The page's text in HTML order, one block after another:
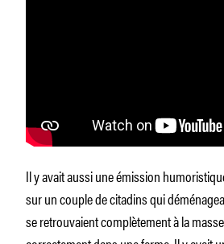
Il y avait aussi une émission
sur un couple de citadins qui
se retrouvaient complètement à la